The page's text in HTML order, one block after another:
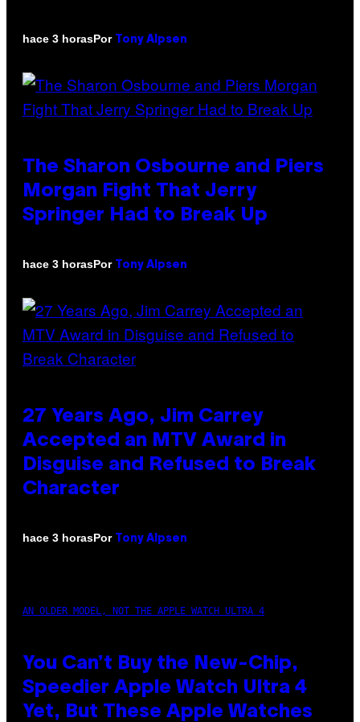
hace 3 horasPor Tony Alpsen
The Sharon Osbourne and Piers
Morgan Fight That Jerry
Springer Had to Break Up
hace 3 horasPor Tony Alpsen
27 Years Ago, Jim Carrey
Accepted an MTV Award in
Disguise and Refused to Break
Character
hace 3 horasPor Tony Alpsen
AN OLDER MODEL, NOT THE APPLE WATCH ULTRA 4
You Can’t Buy the New-Chip,
Speedier Apple Watch Ultra 4
Yet, But These Apple Watches